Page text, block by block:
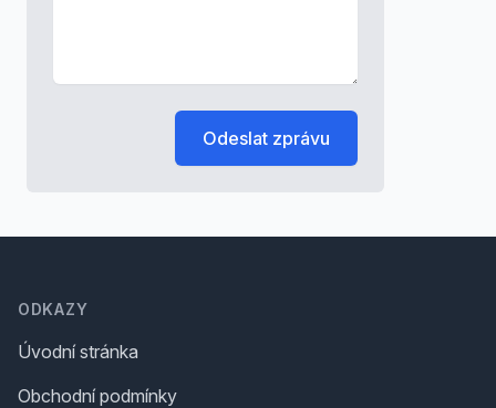
Odeslat zprávu
ODKAZY
Úvodní stránka
Obchodní podmínky